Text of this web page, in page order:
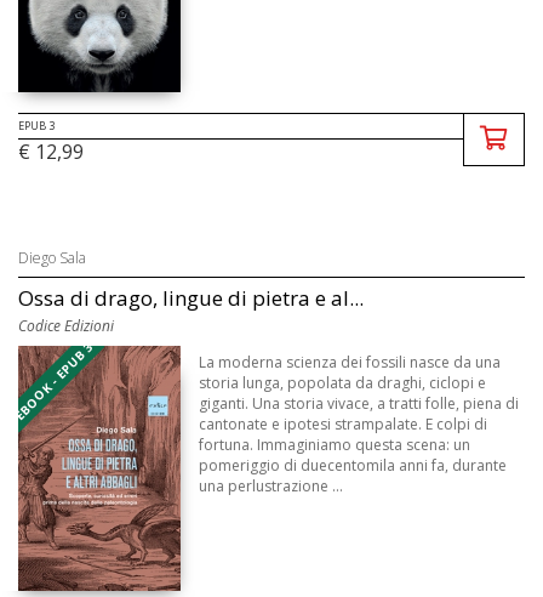
EPUB 3
€ 12,99
Diego Sala
Ossa di drago, lingue di pietra e al...
Codice Edizioni
EBOOK - EPUB 3
La moderna scienza dei fossili nasce da una
storia lunga, popolata da draghi, ciclopi e
giganti. Una storia vivace, a tratti folle, piena di
cantonate e ipotesi strampalate. E colpi di
fortuna. Immaginiamo questa scena: un
pomeriggio di duecentomila anni fa, durante
una perlustrazione ...